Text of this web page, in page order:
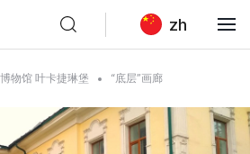
zh
博物馆 叶卡捷琳堡 “底层”画廊